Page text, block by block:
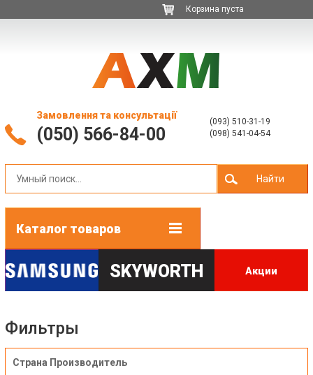
Корзина пуста
Замовлення та консультації
(050) 566-84-00
(093) 510-31-19
(098) 541-04-54
Найти
Каталог товаров
SKYWORTH Акции
Фильтры
Страна Производитель